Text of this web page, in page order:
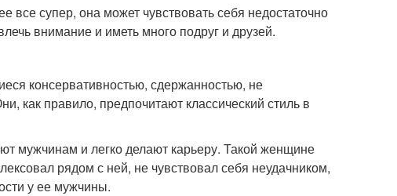
все супер, она может чувствовать себя недостаточно
внимание и иметь много подруг и друзей.
консервативностью, сдержанностью, не
как правило, предпочитают классический стиль в
мужчинам и легко делают карьеру. Такой женщине
рядом с ней, не чувствовал себя неудачником,
у ее мужчины.